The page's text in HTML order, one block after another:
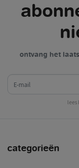
ontvang het
lees
categorieën